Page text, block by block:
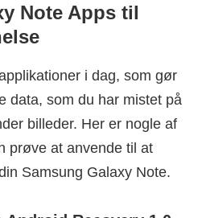
Note Apps til
i dag, som gør
data, som du har mistet på
billeder. Her er nogle af
prøve at anvende til at
Samsung Galaxy Note.